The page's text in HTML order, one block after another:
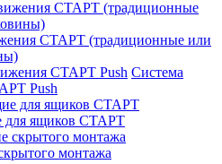
СТАРТ (традиционные или
Система
Push
для ящиков СТАРТ
монтажа